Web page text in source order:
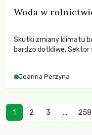
Woda w
Skutki zmiany klimatu
bardzo dotkliwe.
zachodzących zmian
Joanna Perzyna
1 2 3 … 258